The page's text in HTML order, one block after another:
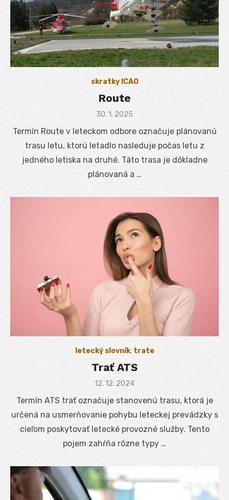
skratky ICAO
Route
Posted
30. 1. 2025
Termín Route v leteckom odbore označuje plánovanú
trasu letu, ktorú letadlo nasleduje počas letu z
jedného letiska na druhé. Táto trasa je dôkladne
plánovaná a …
letecký slovník, trate
Trať ATS
Posted
12. 12. 2024
Termín ATS trať označuje stanovenú trasu, ktorá je
určená na usmerňovanie pohybu leteckej prevádzky s
cieľom poskytovať letecké provozné služby. Tento
pojem zahŕňa rôzne typy …